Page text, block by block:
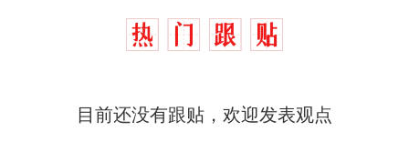
目前还没有跟贴，欢迎发表观点
因老师一句“跟我回家”改写了
人生
新
搬家报价570元，搬到楼下
号，仅凭视频评出？中国烹饪